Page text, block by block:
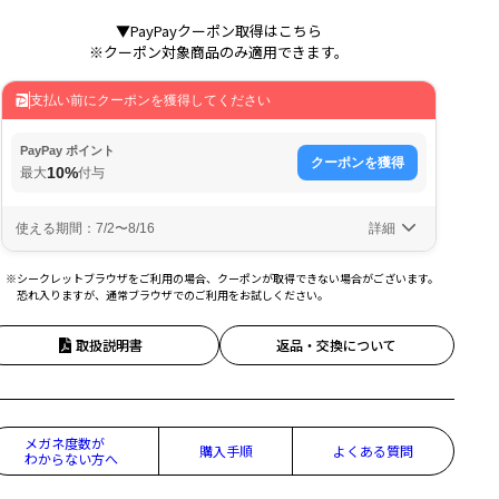
▼PayPayクーポン取得はこちら
※クーポン対象商品のみ適用できます。
※シークレットブラウザをご利用の場合、クーポンが取得できない場合がございます。
恐れ入りますが、通常ブラウザでのご利用をお試しください。
取扱説明書 返品・交換について
メガネ度数が
わからない方へ
購入手順 よくある質問